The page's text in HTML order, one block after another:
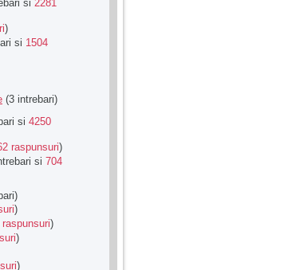
si 2281
)
si 1504
(3 intrebari)
si 4250
raspunsuri)
si 704
)
raspunsuri)
)
)